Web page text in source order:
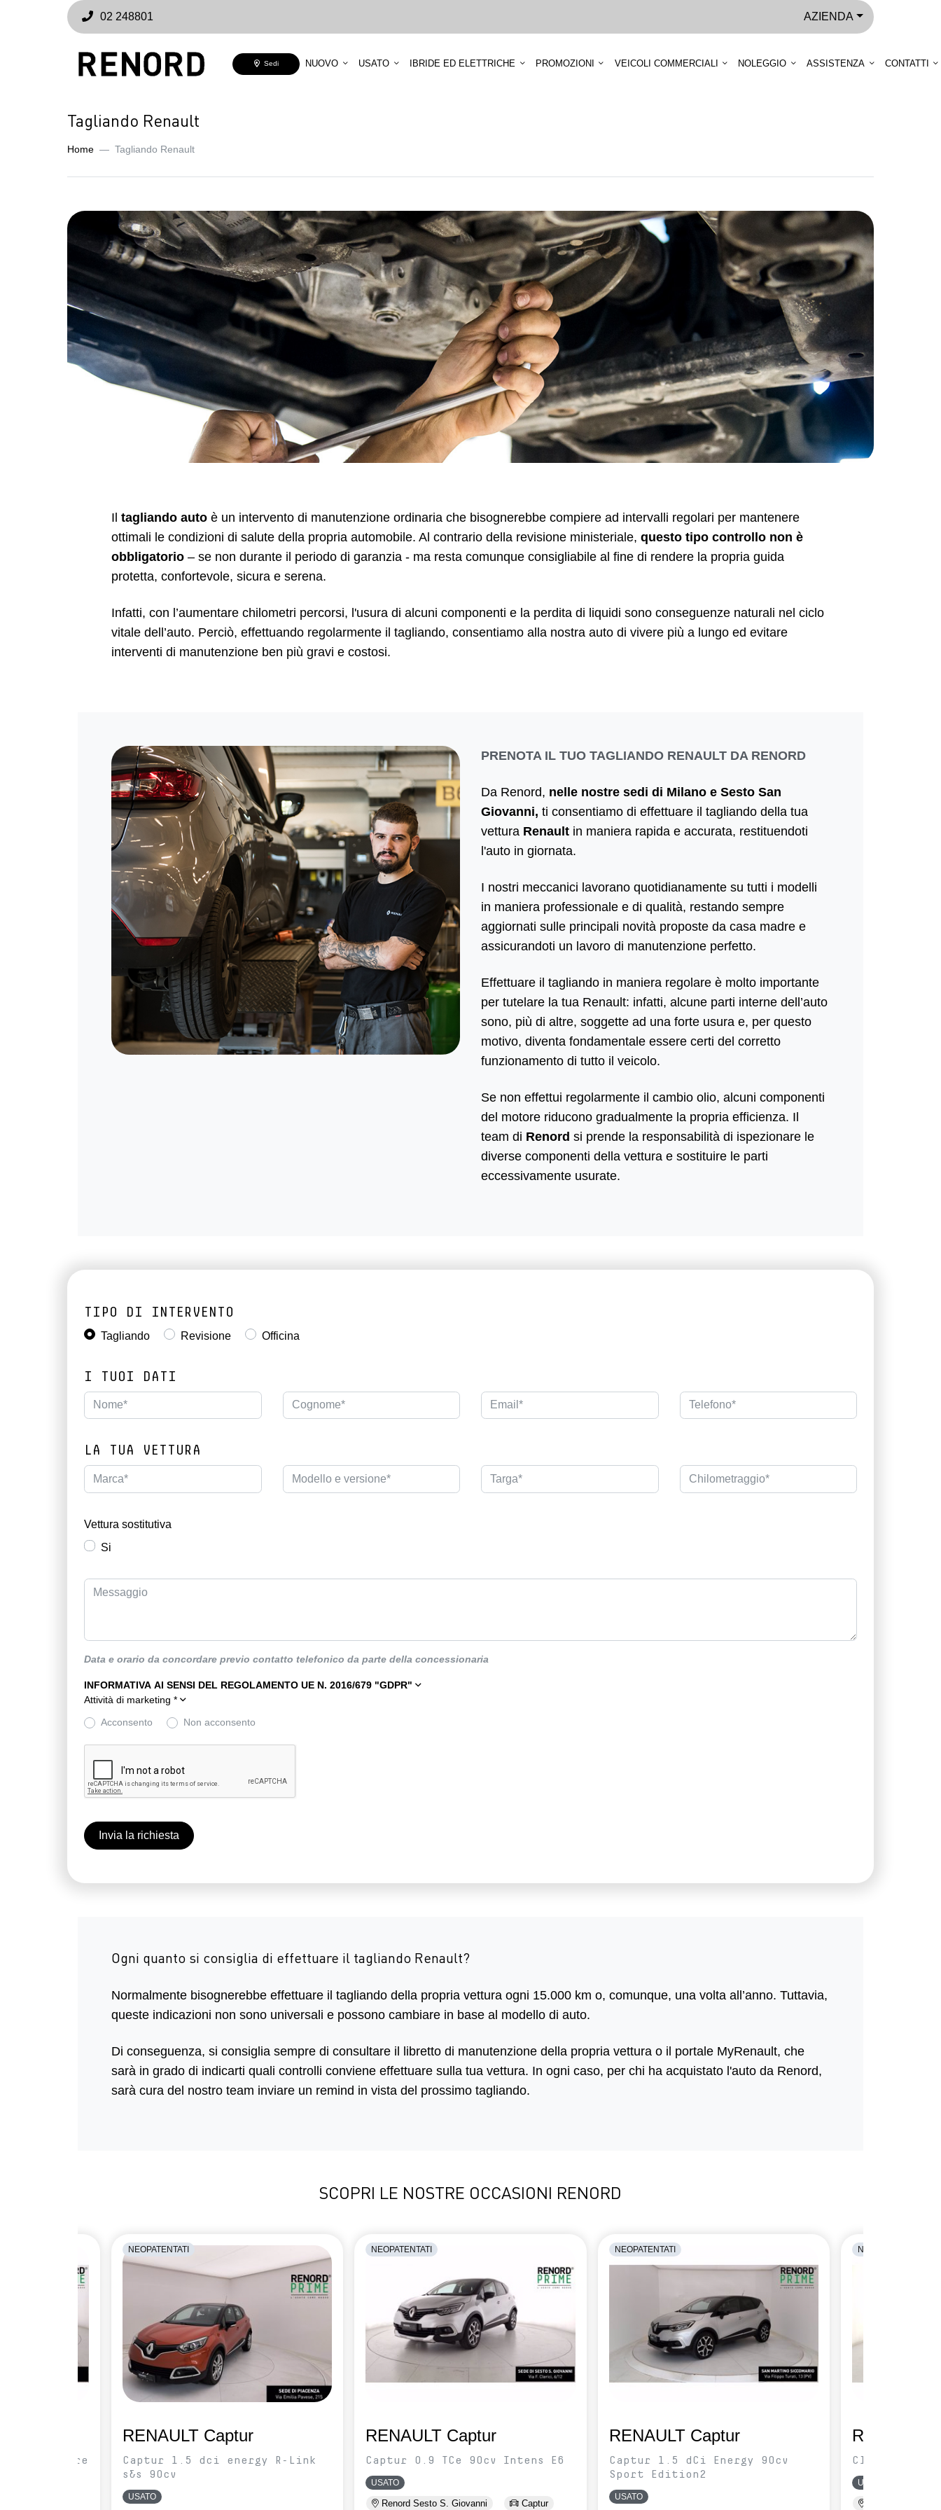
02 248801 AZIENDA
Sedi NUOVO USATO IBRIDE ED ELETTRICHE PROMOZIONI VEICOLI COMMERCIALI NOLEGGIO ASSISTENZA CONTATTI
Tagliando Renault
Home Tagliando Renault
Il tagliando auto è un intervento di manutenzione ordinaria che bisognerebbe compiere ad intervalli regolari per mantenere
ottimali le condizioni di salute della propria automobile. Al contrario della revisione ministeriale, questo tipo controllo non è
obbligatorio – se non durante il periodo di garanzia - ma resta comunque consigliabile al fine di rendere la propria guida
protetta, confortevole, sicura e serena.
Infatti, con l’aumentare chilometri percorsi, l'usura di alcuni componenti e la perdita di liquidi sono conseguenze naturali nel ciclo
vitale dell’auto. Perciò, effettuando regolarmente il tagliando, consentiamo alla nostra auto di vivere più a lungo ed evitare
interventi di manutenzione ben più gravi e costosi.
PRENOTA IL TUO TAGLIANDO RENAULT DA RENORD
Da Renord, nelle nostre sedi di Milano e Sesto San
Giovanni, ti consentiamo di effettuare il tagliando della tua
vettura Renault in maniera rapida e accurata, restituendoti
l'auto in giornata.
I nostri meccanici lavorano quotidianamente su tutti i modelli
in maniera professionale e di qualità, restando sempre
aggiornati sulle principali novità proposte da casa madre e
assicurandoti un lavoro di manutenzione perfetto.
Effettuare il tagliando in maniera regolare è molto importante
per tutelare la tua Renault: infatti, alcune parti interne dell’auto
sono, più di altre, soggette ad una forte usura e, per questo
motivo, diventa fondamentale essere certi del corretto
funzionamento di tutto il veicolo.
Se non effettui regolarmente il cambio olio, alcuni componenti
del motore riducono gradualmente la propria efficienza. Il
team di Renord si prende la responsabilità di ispezionare le
diverse componenti della vettura e sostituire le parti
eccessivamente usurate.
TIPO DI INTERVENTO
Tagliando Revisione Officina
I TUOI DATI
LA TUA VETTURA
Vettura sostitutiva
Si
Data e orario da concordare previo contatto telefonico da parte della concessionaria
INFORMATIVA AI SENSI DEL REGOLAMENTO UE N. 2016/679 "GDPR"
Attività di marketing *
Acconsento Non acconsento
Ogni quanto si consiglia di effettuare il tagliando Renault?
Normalmente bisognerebbe effettuare il tagliando della propria vettura ogni 15.000 km o, comunque, una volta all’anno. Tuttavia,
queste indicazioni non sono universali e possono cambiare in base al modello di auto.
Di conseguenza, si consiglia sempre di consultare il libretto di manutenzione della propria vettura o il portale MyRenault, che
sarà in grado di indicarti quali controlli conviene effettuare sulla tua vettura. In ogni caso, per chi ha acquistato l'auto da Renord,
sarà cura del nostro team inviare un remind in vista del prossimo tagliando.
SCOPRI LE NOSTRE OCCASIONI RENORD
Equilibre
NEOPATENTATI
RENAULT Captur
Captur 1.5 dci energy R-Link
s&s 90cv
USATO
NEOPATENTATI
RENAULT Captur
Captur 0.9 TCe 90cv Intens E6
USATO
Renord Sesto S. Giovanni Captur
NEOPATENTATI
RENAULT Captur
Captur 1.5 dCi Energy 90cv
Sport Edition2
USATO
NEOPATENTATI
RENAULT
Clio 5 Porte
USATO